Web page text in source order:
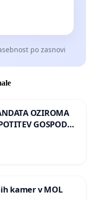
po zasnovi
OZIROMA
GOSPODA
kamer v MOL